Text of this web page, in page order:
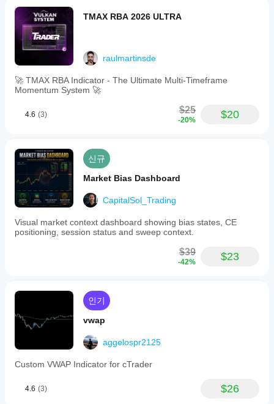
TMAX RBA 2026 ULTRA
raulmartinsde
🚀 TMAX RBA Indicator - The Ultimate Multi-Timeframe
Momentum System 🚀
4.6 (3) $25
-20% $20
신규
Market Bias Dashboard
CapitalSol_Trading
Visual market context dashboard showing bias states, CE
positioning, session status and sweep context.
$39
-42% $23
인기
vwap
aggelospr2125
Custom VWAP Indicator for cTrader
4.6 (3) $26